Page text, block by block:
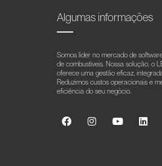
Algumas informações
Somos líder no mercado de
de combustíveis. Nossa solução, o
oferece uma gestão eficaz,
Reduzimos custos operacionais e
eficiência do seu negócio.